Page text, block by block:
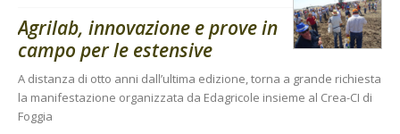
Agrilab, innovazione e prove in
campo per le estensive
A distanza di otto anni dall’ultima edizione, torna a grande richiesta
la manifestazione organizzata da Edagricole insieme al Crea-CI di
Foggia